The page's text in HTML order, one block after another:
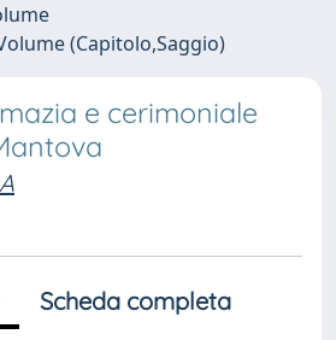
(Capitolo,Saggio)
e cerimoniale
Scheda completa